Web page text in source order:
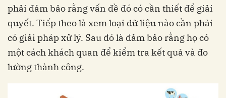
phải đảm bảo rằng vấn đề đó có cần thiết để giải
quyết. Tiếp theo là xem loại dữ liệu nào cần phải
có giải pháp xử lý. Sau đó là đảm bảo rằng họ có
một cách khách quan để kiểm tra kết quả và đo
lường thành công.